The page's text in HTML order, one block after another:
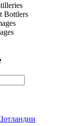
Bottlers